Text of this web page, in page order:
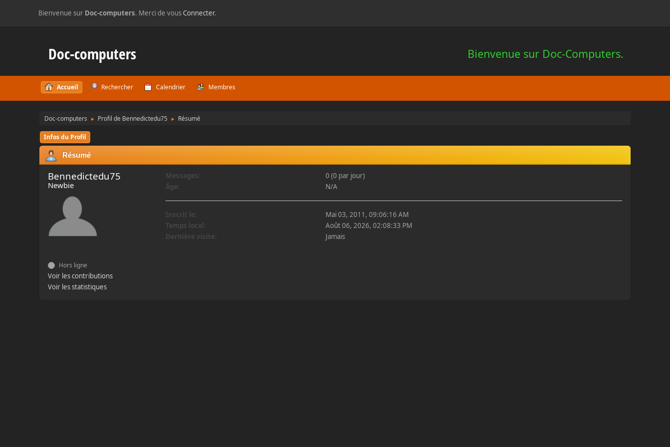
Bienvenue sur Doc-computers. Merci de vousConnecter.
Bienvenue sur Doc-Computers.
Doc-computers
Accueil Rechercher Calendrier Membres
Doc-computers ► Profil de Bennedictedu75 ► Résumé
Infos du Profil
Résumé
Bennedictedu75
Newbie
Hors ligne
Voir les contributions
Voir les statistiques
Messages:
0 (0 par jour)
Âge:
N/A
Inscrit le:
Mai 03, 2011, 09:06:16 AM
Temps local:
Août 06, 2026, 02:08:33 PM
Dernière visite:
Jamais